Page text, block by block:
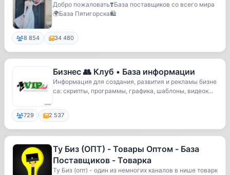
Добро пожаловать❣️База поставщиков со всего мира
🌍База Пятигорска🛍
8 854 34 480
Бизнес 👥 Клуб • База информации
Информация для создания, развития и рекламы бизне
са: скрипты, программы, графика, шаблоны, видеок...
729 2 537
Ту Биз (ОПТ) - Товары Оптом - База
Поставщиков - Товарка
Ту Биз (опт) - один из немногих каналов в нише товарк